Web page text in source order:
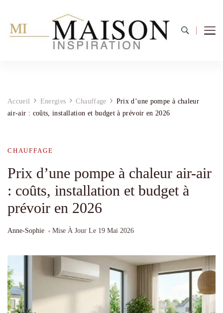
Accueil Energies Chauffage
Prix d’une pompe à chaleur
air-air : coûts, installation et budget à prévoir en 2026
CHAUFFAGE
Prix d’une pompe à chaleur air-air
: coûts, installation et budget à
prévoir en 2026
Anne-Sophie Mise À Jour Le 19 Mai 2026